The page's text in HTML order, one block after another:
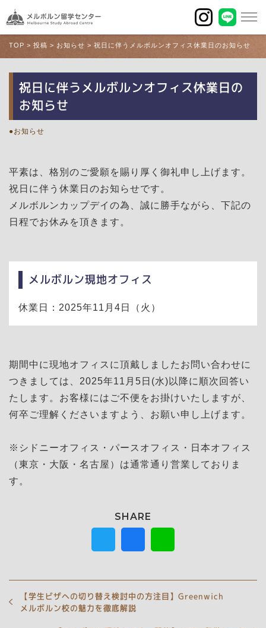
TOP > 投稿 > お知らせ > 祝日に伴うメルボルンオフィス休業日のお知らせ
祝日に伴うメルボルンオフィス休業日の
お知らせ
お知らせ
平素は、格別のご愛願を賜り厚く御礼申し上げます。
祝日に伴う休業日のお知らせです。
メルボルンカップデイの為、誠に勝手ながら、下記の
日程でお休みを頂きます。
メルボルン現地オフィス
休業日：2025年11月4日（火）
期間中に現地オフィスに頂戴しましたお問い合わせに
つきましては、2025年11月5日(水)以降に順次回答い
たします。お客様にはご不便をお掛けいたしますが、
何卒ご理解くださいますよう、お願い申し上げます。
※シドニーオフィス・パースオフィス・日本オフィス
（東京・大阪・名古屋）は通常通り営業しておりま
す。
【学生ビザへの切り替え検討中の方注目】Greenwich
メルボルン校の魅力を徹底解説